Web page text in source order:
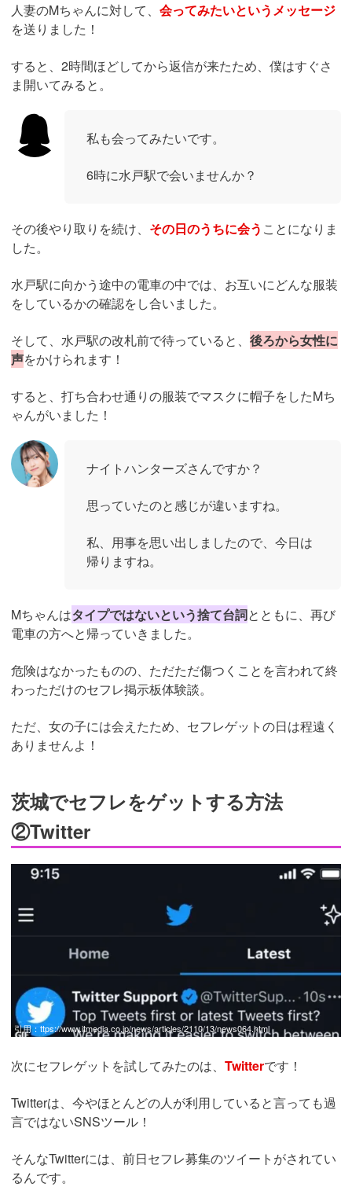
人妻のMちゃんに対して、 会ってみたいというメッセージ
を送りました！
すると、2時間ほどしてから返信が来たため、僕はすぐさ
ま開いてみると。
私も会ってみたいです。
6時に水戸駅で会いませんか？
その後やり取りを続け、 その日のうちに会う ことになりま
した。
水戸駅に向かう途中の電車の中では、お互いにどんな服装
をしているかの確認をし合いました。
そして、水戸駅の改札前で待っていると、 後ろから女性に
声をかけられます！
すると、打ち合わせ通りの服装でマスクに帽子をしたMち
ゃんがいました！
ナイトハンターズさんですか？
思っていたのと感じが違いますね。
私、用事を思い出しましたので、今日は
帰りますね。
Mちゃんはタイプではないという捨て台詞とともに、再び
電車の方へと帰っていきました。
危険はなかったものの、ただただ傷つくことを言われて終
わっただけのセフレ掲示板体験談。
ただ、女の子には会えたため、セフレゲットの日は程遠く
ありませんよ！
茨城でセフレをゲットする方法
②Twitter
引用：ttps://www.itmedia.co.jp/news/articles/2110/13/news064.html
次にセフレゲットを試してみたのは、 Twitterです！
Twitterは、今やほとんどの人が利用していると言っても過
言ではないSNSツール！
そんなTwitterには、前日セフレ募集のツイートがされてい
るんです。